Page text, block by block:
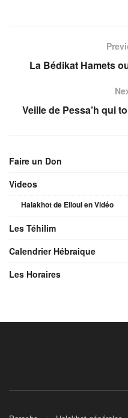
La Bédikat Hamets
Veille de Pessa’h qui
Faire un Don
Videos
Halakhot de Elloul en Vidéo
Les Téhilim
Calendrier Hébraique
Les Horaires